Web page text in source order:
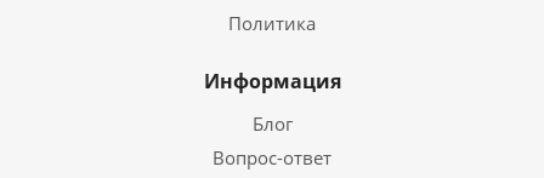
Политика
Информация
Блог
Вопрос-ответ